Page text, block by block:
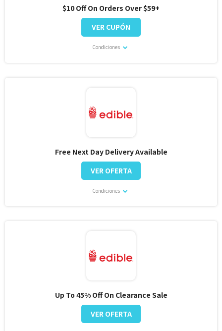
$10 Off On Orders Over $59+
Condiciones
VER CUPÓN
Free Next Day Delivery Available
Condiciones
VER OFERTA
Up To 45% Off On Clearance Sale
VER OFERTA